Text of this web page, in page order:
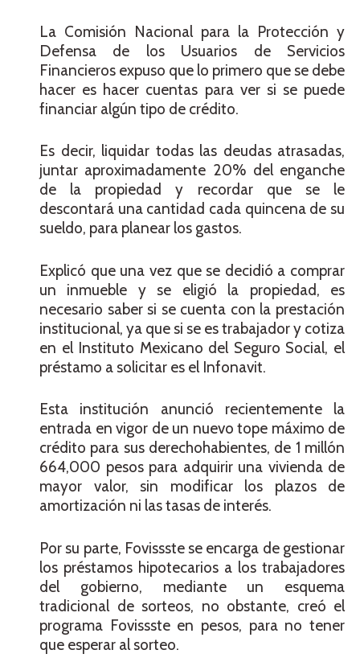
La Comisión Nacional para la Protección y
Defensa de los Usuarios de Servicios
Financieros expuso que lo primero que se debe
hacer es hacer cuentas para ver si se puede
financiar algún tipo de crédito.
Es decir, liquidar todas las deudas atrasadas,
juntar aproximadamente 20% del enganche
de la propiedad y recordar que se le
descontará una cantidad cada quincena de su
sueldo, para planear los gastos.
Explicó que una vez que se decidió a comprar
un inmueble y se eligió la propiedad, es
necesario saber si se cuenta con la prestación
institucional, ya que si se es trabajador y cotiza
en el Instituto Mexicano del Seguro Social, el
préstamo a solicitar es el Infonavit.
Esta institución anunció recientemente la
entrada en vigor de un nuevo tope máximo de
crédito para sus derechohabientes, de 1 millón
664,000 pesos para adquirir una vivienda de
mayor valor, sin modificar los plazos de
amortización ni las tasas de interés.
Por su parte, Fovissste se encarga de gestionar
los préstamos hipotecarios a los trabajadores
del gobierno, mediante un esquema
tradicional de sorteos, no obstante, creó el
programa Fovissste en pesos, para no tener
que esperar al sorteo.